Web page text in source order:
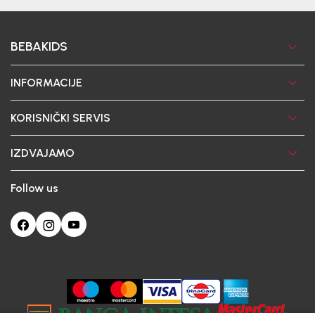
BEBAKIDS
INFORMACIJE
KORISNIČKI SERVIS
IZDVAJAMO
Follow us